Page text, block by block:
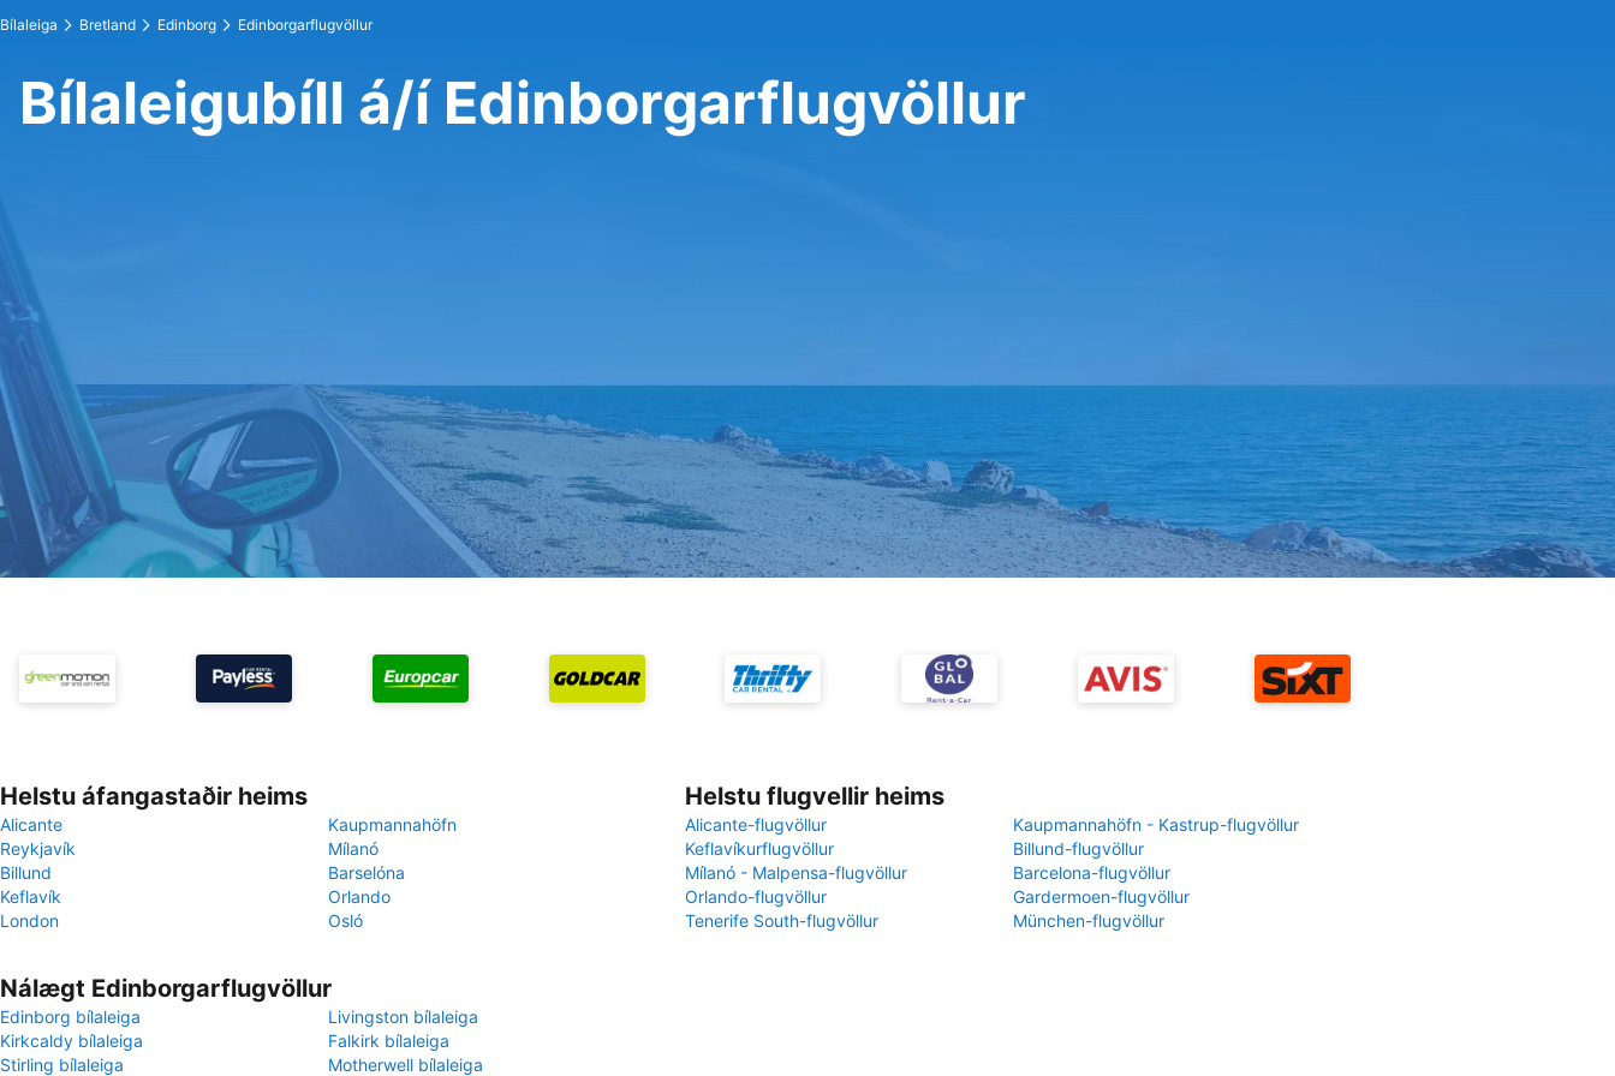
Bílaleiga Bretland Edinborg Edinborgarflugvöllur
Bílaleigubíll á/í Edinborgarflugvöllur
Helstu áfangastaðir heims
Alicante
Kaupmannahöfn
Reykjavík
Mílanó
Billund
Barselóna
Keflavík
Orlando
London
Osló
Helstu flugvellir heims
Alicante-flugvöllur
Kaupmannahöfn - Kastrup-flugvöllur
Keflavíkurflugvöllur
Billund-flugvöllur
Mílanó - Malpensa-flugvöllur
Barcelona-flugvöllur
Orlando-flugvöllur
Gardermoen-flugvöllur
Tenerife South-flugvöllur
München-flugvöllur
Nálægt Edinborgarflugvöllur
Edinborg bílaleiga
Livingston bílaleiga
Kirkcaldy bílaleiga
Falkirk bílaleiga
Stirling bílaleiga
Motherwell bílaleiga